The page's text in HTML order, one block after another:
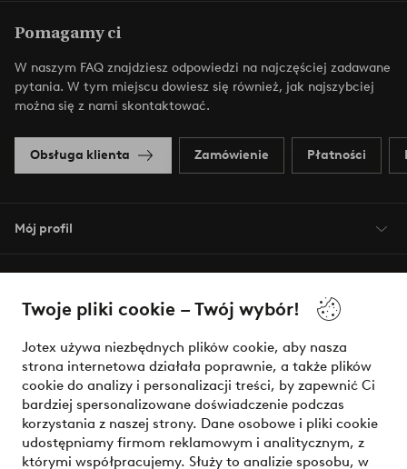
Twoje pliki cookie – Twój wybór!
Jotex używa niezbędnych plików cookie, aby nasza
strona internetowa działała poprawnie, a także plików
cookie do analizy i personalizacji treści, by zapewnić Ci
bardziej spersonalizowane doświadczenie podczas
korzystania z naszej strony. Dane osobowe i pliki cookie
udostępniamy firmom reklamowym i analitycznym, z
którymi współpracujemy. Służy to analizie sposobu, w
Pomagamy ci
W naszym FAQ znajdziesz odpowiedzi na najczęściej zadawane
pytania. W tym miejscu dowiesz się również, jak najszybciej
można się z nami skontaktować.
Obsługa klienta Zamówienie Płatności
Mój profil
Warunki
Bezpieczne płatności - zapłać teraz lub podziel się